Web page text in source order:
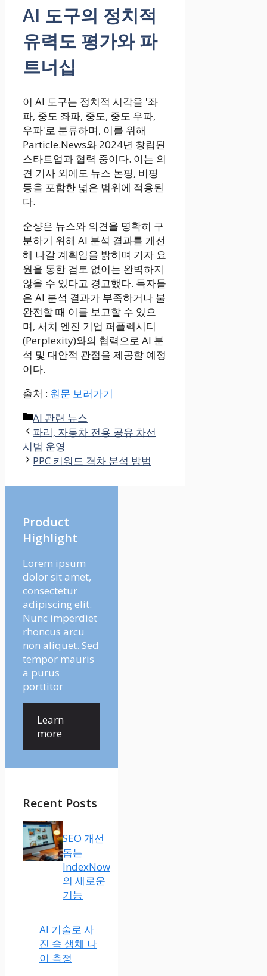
AI 도구의 정치적
유력도 평가와 파
트너십
이 AI 도구는 정치적 시각을 '좌
파, 중도 좌파, 중도, 중도 우파,
우파'로 분류하며, 이를 위해
Particle.News와 2024년 창립된
스타트업과 협력 중이다. 이는 의
견 기사 외에도 뉴스 논평, 비평
등을 포함한 넓은 범위에 적용된
다.
순샹은 뉴스와 의견을 명확히 구
분하기 위해 AI 분석 결과를 개선
해 나갈 계획임을 밝히며 기자 요
원을 통한 검토 없이는 완벽하지
않을 수 있다고 경고했다. 독자들
은 AI 분석 결과가 부족하거나 불
완전할 때 이를 보고할 수 있으
며, 서치 엔진 기업 퍼플렉시티
(Perplexity)와의 협력으로 AI 분
석 및 대안적 관점을 제공할 예정
이다.
출처 : 원문 보러가기
Categories
AI 관련 뉴스
파리, 자동차 전용 공유 차선
시범 운영
PPC 키워드 격차 분석 방법
Product
Highlight
Lorem ipsum
dolor sit amet,
consectetur
adipiscing elit.
Nunc imperdiet
rhoncus arcu
non aliquet. Sed
tempor mauris
a purus
porttitor
Learn
more
Recent Posts
SEO 개선
돕는
IndexNow
의 새로운
기능
AI 기술
로 사진
속 생체